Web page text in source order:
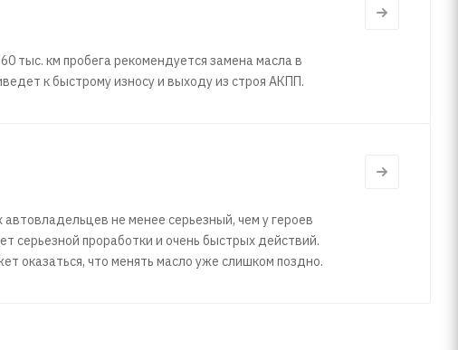
тыс. км пробега рекомендуется замена масла в
к быстрому износу и выходу из строя АКПП.
не менее серьезный, чем у героев
серьезной проработки и очень быстрых действий.
оказаться, что менять масло уже слишком поздно.